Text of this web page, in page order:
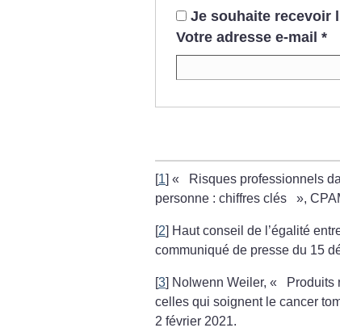
Je souhaite recevoir
Votre adresse e-mail *
[1] «
Risques professionnels
personne : chiffres clés
»,
[2] Haut conseil de l’égalité
communiqué de presse du 15
[3] Nolwenn Weiler, «
Produits
celles qui soignent le cancer
2 février 2021.